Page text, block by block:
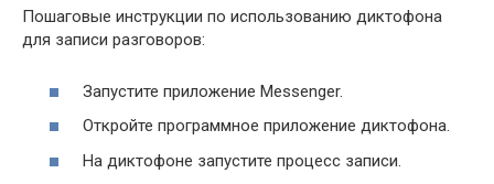
Пошаговые инструкции по использованию диктофона
для записи разговоров:
Запустите приложение Messenger.
Откройте программное приложение диктофона.
На диктофоне запустите процесс записи.